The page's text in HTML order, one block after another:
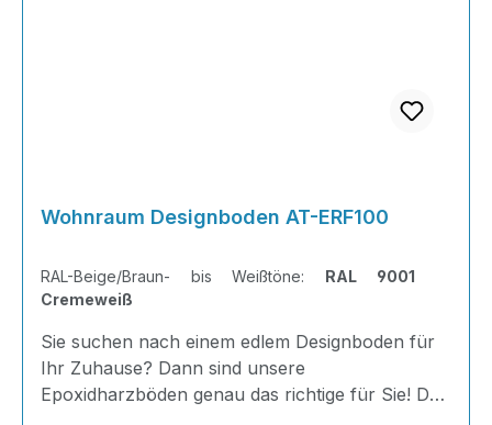
Wohnraum Designboden AT-ERF100
RAL-Beige/Braun- bis Weißtöne: RAL 9001
Cremeweiß
Sie suchen nach einem edlem Designboden für
Ihr Zuhause? Dann sind unsere
Epoxidharzböden genau das richtige für Sie! Der